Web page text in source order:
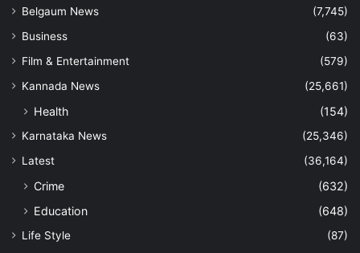
Belgaum News
(7,745)
Business
(63)
Film & Entertainment
(579)
Kannada News
(25,661)
Health (154)
Karnataka News
(25,346)
Latest
(36,164)
Crime
(632)
Education
(648)
Life Style
(87)